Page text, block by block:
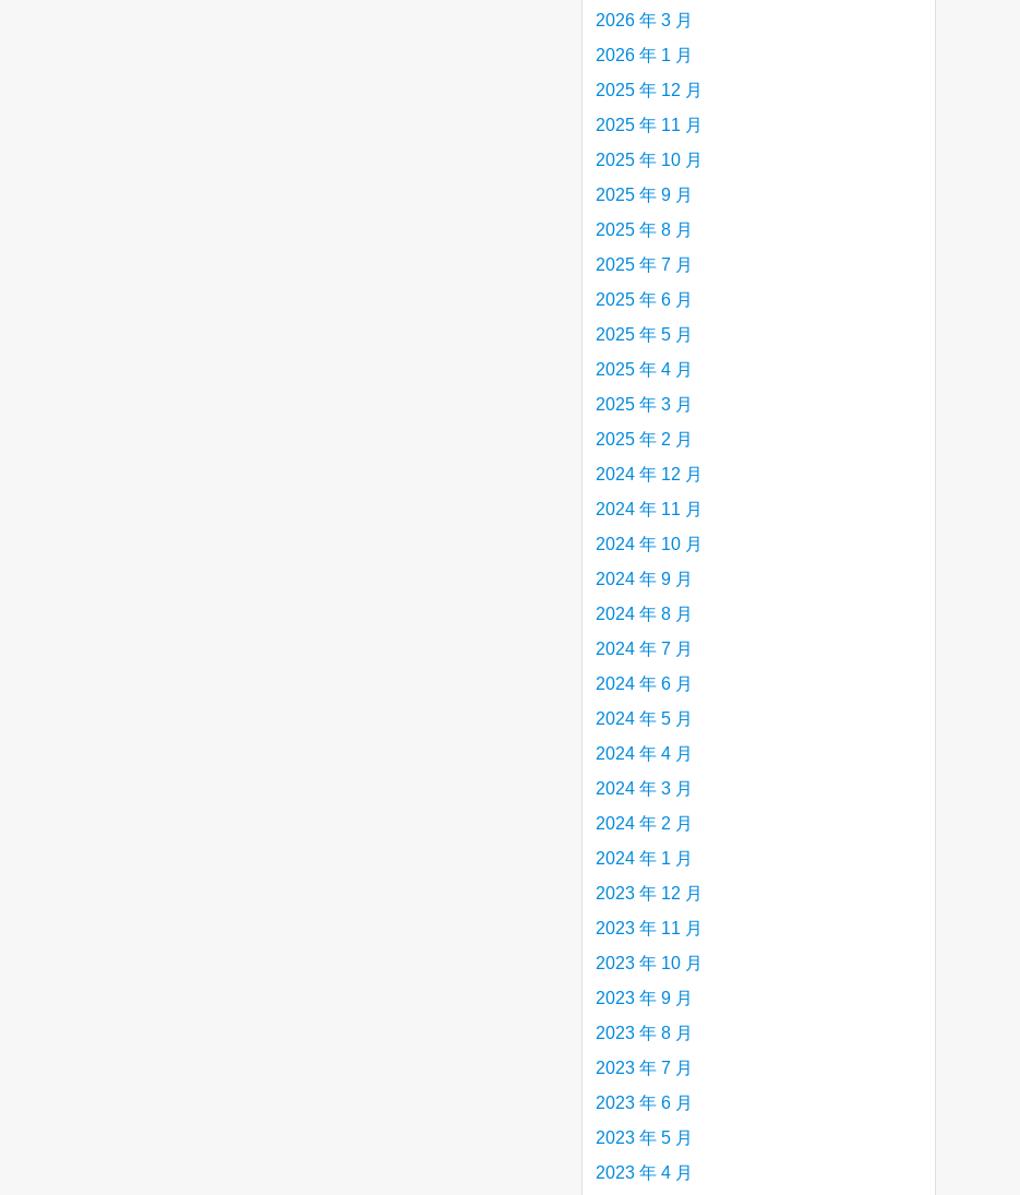
2026 年 3 月
2026 年 1 月
2025 年 12 月
2025 年 11 月
2025 年 10 月
2025 年 9 月
2025 年 8 月
2025 年 7 月
2025 年 6 月
2025 年 5 月
2025 年 4 月
2025 年 3 月
2025 年 2 月
2024 年 12 月
2024 年 11 月
2024 年 10 月
2024 年 9 月
2024 年 8 月
2024 年 7 月
2024 年 6 月
2024 年 5 月
2024 年 4 月
2024 年 3 月
2024 年 2 月
2024 年 1 月
2023 年 12 月
2023 年 11 月
2023 年 10 月
2023 年 9 月
2023 年 8 月
2023 年 7 月
2023 年 6 月
2023 年 5 月
2023 年 4 月